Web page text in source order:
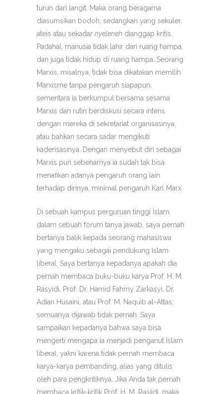
turun dari langit. Maka orang beragama
diasumsikan bodoh, sedangkan yang sekuler,
ateis atau sekadar nyeleneh dianggap kritis.
Padahal, manusia tidak lahir dari ruang hampa,
dan juga tidak hidup di ruang hampa. Seorang
Marxis, misalnya, tidak bisa dikatakan memilih
Marxisme tanpa pengaruh siapapun,
sementara ia berkumpul bersama sesama
Marxis dan rutin berdiskusi secara intens
dengan mereka di sekretariat organisasinya,
atau bahkan secara sadar mengikuti
kaderisasinya. Dengan menyebut diri sebagai
Marxis pun sebenarnya ia sudah tak bisa
menafikan adanya pengaruh orang lain
terhadap dirinya, minimal pengaruh Karl Marx.
Di sebuah kampus perguruan tinggi Islam,
dalam sebuah forum tanya jawab, saya pernah
bertanya balik kepada seorang mahasiswa
yang mengaku sebagai pendukung Islam
liberal. Saya bertanya kepadanya apakah dia
pernah membaca buku-buku karya Prof. H. M.
Rasyidi, Prof. Dr. Hamid Fahmy Zarkasyi, Dr.
Adian Husaini, atau Prof. M. Naquib al-Attas;
semuanya dijawab tidak pernah. Saya
sampaikan kepadanya bahwa saya bisa
mengerti mengapa ia menjadi penganut Islam
liberal, yakni karena tidak pernah membaca
karya-karya pembanding, alias yang ditulis
oleh para pengkritiknya. Jika Anda tak pernah
membaca kritik-kritik Prof. H. M. Rasjidi, maka